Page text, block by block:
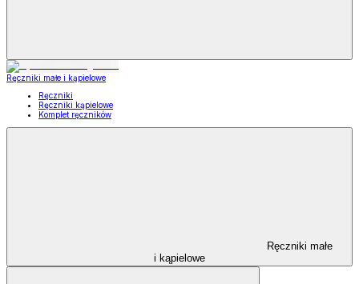
Ręczniki małe i kąpielowe
Ręczniki
Ręczniki kąpielowe
Komplet ręczników
Ręczniki małe
i kąpielowe